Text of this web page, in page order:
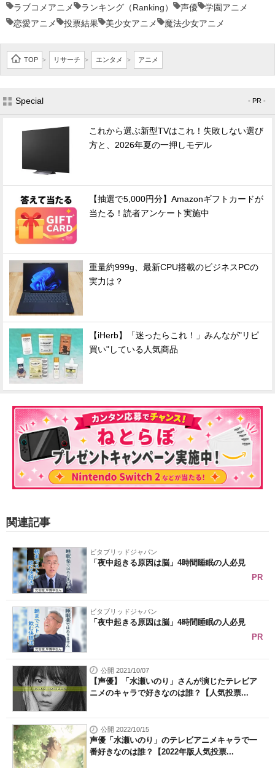
ラブコメアニメ
ランキング（Ranking） 声優
学園アニメ
恋愛アニメ
投票結果 美少女アニメ 魔法少女アニメ
TOP > リサーチ > エンタメ > アニメ
Special - PR -
これから選ぶ新型TVはこれ！失敗しない選び
方と、2026年夏の一押しモデル
【抽選で5,000円分】Amazonギフトカードが
当たる！読者アンケート実施中
重量約999g、最新CPU搭載のビジネスPCの
実力は？
【iHerb】「迷ったらこれ！」みんなが"リピ
買い"している人気商品
関連記事
ビタブリッドジャパン
「夜中起きる原因は脳」4時間睡眠の人必見
PR
ビタブリッドジャパン
「夜中起きる原因は脳」4時間睡眠の人必見
PR
公開 2021/10/07
【声優】「水瀬いのり」さんが演じたテレビア
ニメのキャラで好きなのは誰？【人気投票...
公開 2022/10/15
声優「水瀬いのり」のテレビアニメキャラで一
番好きなのは誰？【2022年版人気投票...